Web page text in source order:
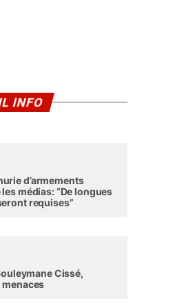
INFO
d’armements
médias: “De longues
requises”
Cissé,